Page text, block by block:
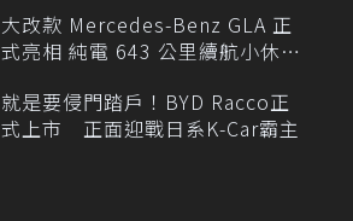
大改款 Mercedes-Benz GLA 正
式亮相 純電 643 公里續航小休
就是要侵門踏戶！BYD Racco正
式上市 正面迎戰日系K-Car霸主